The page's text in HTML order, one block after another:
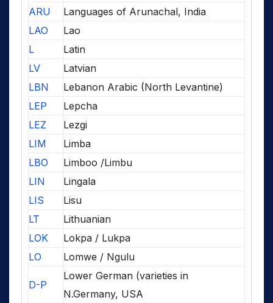
ARU
Languages of Arunachal, India
LAO
Lao
L
Latin
LV
Latvian
LBN
Lebanon Arabic (North Levantine)
LEP
Lepcha
LEZ
Lezgi
LIM
Limba
LBO
Limboo /Limbu
LIN
Lingala
LIS
Lisu
LT
Lithuanian
LOK
Lokpa / Lukpa
LO
Lomwe / Ngulu
D-P
Lower German (varieties in
N.Germany, USA